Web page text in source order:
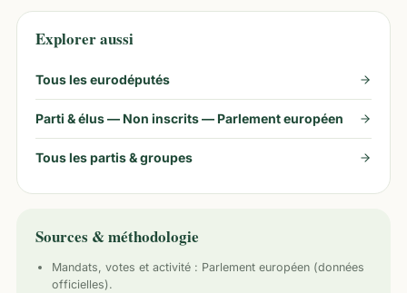
Explorer aussi
Tous les eurodéputés
Parti & élus — Non inscrits — Parlement européen
Tous les partis & groupes
Sources & méthodologie
Mandats, votes et activité : Parlement européen (données
officielles).